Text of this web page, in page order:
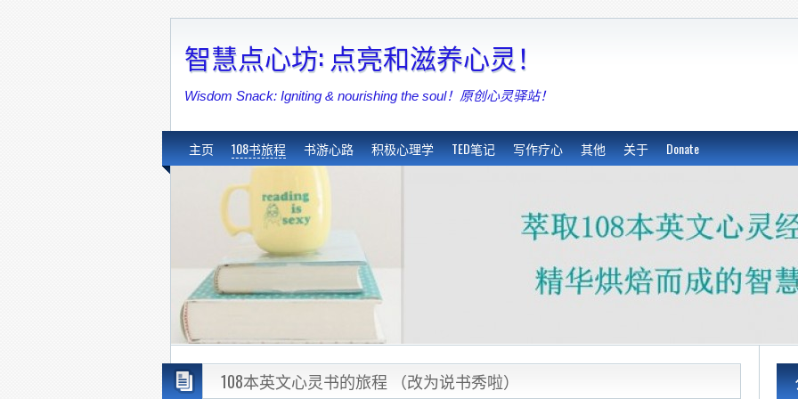
智慧点心坊: 点亮和滋养心灵！
Wisdom Snack: Igniting & nourishing the soul！原创心灵驿站！
主页 108书旅程 书游心路 积极心理学 TED笔记 写作疗心 其他 关于 Donate
108本英文心灵书的旅程 （改为说书秀啦）